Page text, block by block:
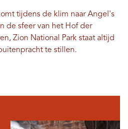
tijdens de klim naar Angel's
de sfeer van het Hof der
Zion National Park staat altijd
te stillen.